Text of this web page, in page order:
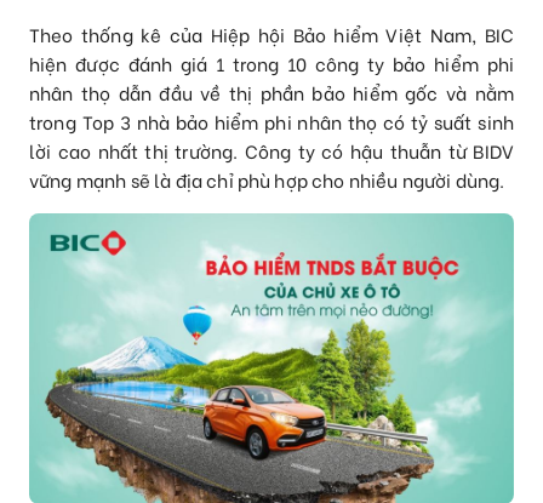
Theo thống kê của Hiệp hội Bảo hiểm Việt Nam, BIC
hiện được đánh giá 1 trong 10 công ty bảo hiểm phi
nhân thọ dẫn đầu về thị phần bảo hiểm gốc và nằm
trong Top 3 nhà bảo hiểm phi nhân thọ có tỷ suất sinh
lời cao nhất thị trường. Công ty có hậu thuẫn từ BIDV
vững mạnh sẽ là địa chỉ phù hợp cho nhiều người dùng.